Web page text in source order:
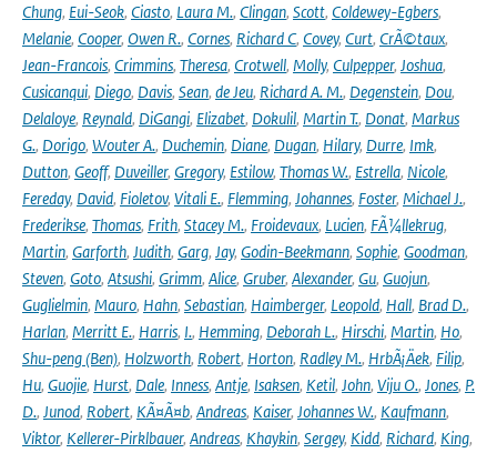
Chung, Eui-Seok, Ciasto, Laura M., Clingan, Scott, Coldewey-Egbers,
Melanie, Cooper, Owen R., Cornes, Richard C, Covey, Curt, CrÃ©taux,
Jean-Francois, Crimmins, Theresa, Crotwell, Molly, Culpepper, Joshua,
Cusicanqui, Diego, Davis, Sean, de Jeu, Richard A. M., Degenstein, Dou,
Delaloye, Reynald, DiGangi, Elizabet, Dokulil, Martin T., Donat, Markus
G., Dorigo, Wouter A., Duchemin, Diane, Dugan, Hilary, Durre, Imk,
Dutton, Geoff, Duveiller, Gregory, Estilow, Thomas W., Estrella, Nicole,
Fereday, David, Fioletov, Vitali E., Flemming, Johannes, Foster, Michael J.,
Frederikse, Thomas, Frith, Stacey M., Froidevaux, Lucien, FÃ¼llekrug,
Martin, Garforth, Judith, Garg, Jay, Godin-Beekmann, Sophie, Goodman,
Steven, Goto, Atsushi, Grimm, Alice, Gruber, Alexander, Gu, Guojun,
Guglielmin, Mauro, Hahn, Sebastian, Haimberger, Leopold, Hall, Brad D.,
Harlan, Merritt E., Harris, I., Hemming, Deborah L., Hirschi, Martin, Ho,
Shu-peng (Ben), Holzworth, Robert, Horton, Radley M., HrbÃ¡Äek, Filip,
Hu, Guojie, Hurst, Dale, Inness, Antje, Isaksen, Ketil, John, Viju O., Jones, P.
D., Junod, Robert, KÃ¤Ã¤b, Andreas, Kaiser, Johannes W., Kaufmann,
Viktor, Kellerer-Pirklbauer, Andreas, Khaykin, Sergey, Kidd, Richard, King,